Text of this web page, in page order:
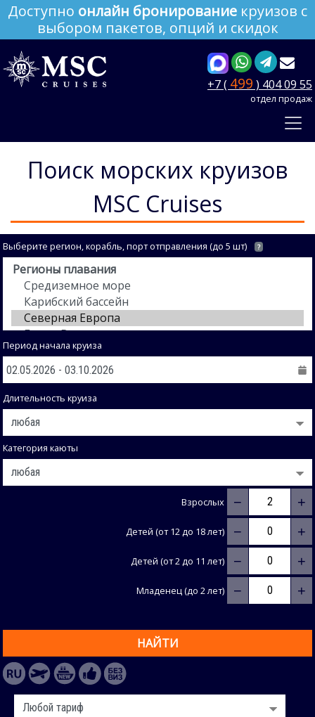
Доступно онлайн бронирование круизов с
выбором пакетов, опций и скидок
+7 ( 499 ) 404 09 55
отдел продаж
Поиск морских круизов
MSC Cruises
Выберите регион, корабль, порт отправления (до 5 шт) ?
Период начала круиза
Длительность круиза
Категория каюты
Взрослых − +
Детей (от 12 до 18 лет) − +
Детей (от 2 до 11 лет) − +
Младенец (до 2 лет) − +
НАЙТИ